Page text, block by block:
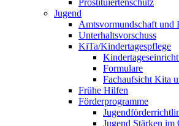
Prostituiertenschutz
Jugend
Amtsvormundschaft und
Unterhaltsvorschuss
KiTa/Kindertagespflege
Formulare
Fachaufsicht Kita
Frühe Hilfen
Förderprogramme
Jugend Stärken im